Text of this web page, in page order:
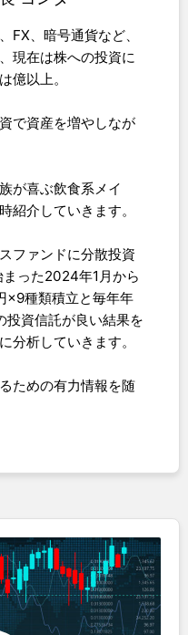
FX、暗号通貨など、
現在は株への投資に
億以上。
で資産を増やしなが
が喜ぶ飲食系メイ
紹介していきます。
ファンドに分散投資
った2024年1月から
×9種類積立と毎年年
資信託が良い結果を
分析していきます。
ための有力情報を随